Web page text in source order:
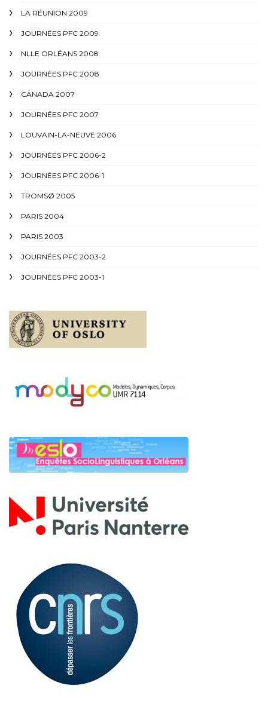
LA RÉUNION 2009
JOURNÉES PFC 2009
NLLE ORLÉANS 2008
JOURNÉES PFC 2008
CANADA 2007
JOURNÉES PFC 2007
LOUVAIN-LA-NEUVE 2006
JOURNÉES PFC 2006-2
JOURNÉES PFC 2006-1
TROMSØ 2005
PARIS 2004
PARIS 2003
JOURNÉES PFC 2003-2
JOURNÉES PFC 2003-1